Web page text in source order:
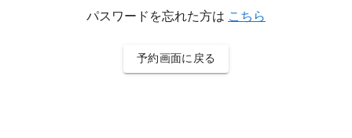
パスワードを忘れた方は こちら
予約画面に戻る